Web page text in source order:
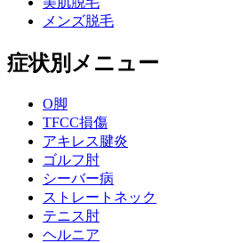
メンズ脱毛
症状別メニュー
O脚
TFCC損傷
アキレス腱炎
ゴルフ肘
シーバー病
ストレートネック
テニス肘
ヘルニア